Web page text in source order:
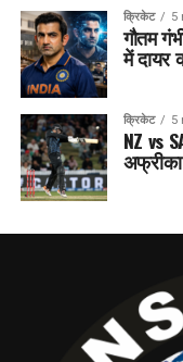
क्रिकेट 5
गौतम
में दायर
क्रिकेट 5
NZ vs